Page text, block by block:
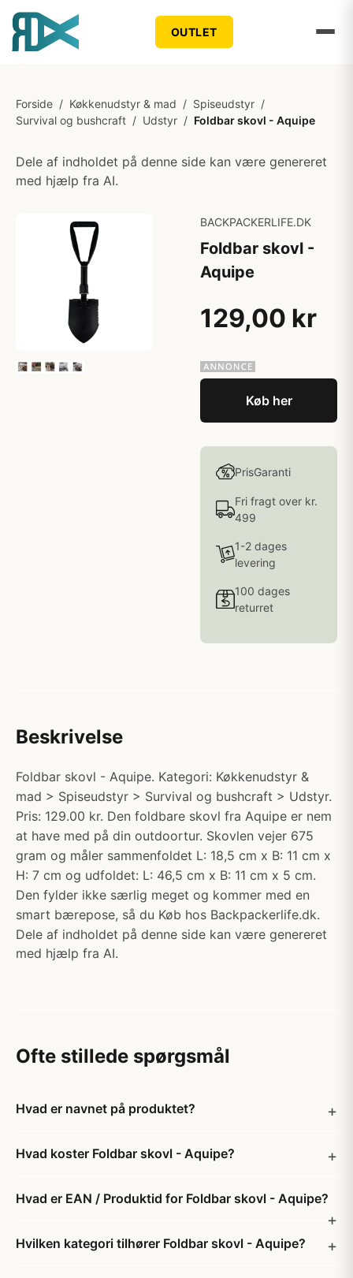
OUTLET
Forside / Køkkenudstyr & mad / Spiseudstyr /
Survival og bushcraft / Udstyr / Foldbar skovl - Aquipe
Dele af indholdet på denne side kan være genereret
med hjælp fra AI.
BACKPACKERLIFE.DK
Foldbar skovl -
Aquipe
129,00 kr
Køb her
PrisGaranti
Fri fragt over kr.
499
1-2 dages
levering
100 dages
returret
Beskrivelse
Foldbar skovl - Aquipe. Kategori: Køkkenudstyr &
mad > Spiseudstyr > Survival og bushcraft > Udstyr.
Pris: 129.00 kr. Den foldbare skovl fra Aquipe er nem
at have med på din outdoortur. Skovlen vejer 675
gram og måler sammenfoldet L: 18,5 cm x B: 11 cm x
H: 7 cm og udfoldet: L: 46,5 cm x B: 11 cm x 5 cm.
Den fylder ikke særlig meget og kommer med en
smart bærepose, så du Køb hos Backpackerlife.dk.
Dele af indholdet på denne side kan være genereret
med hjælp fra AI.
Ofte stillede spørgsmål
Hvad er navnet på produktet?
Hvad koster Foldbar skovl - Aquipe?
Hvad er EAN / Produktid for Foldbar skovl - Aquipe?
Hvilken kategori tilhører Foldbar skovl - Aquipe?